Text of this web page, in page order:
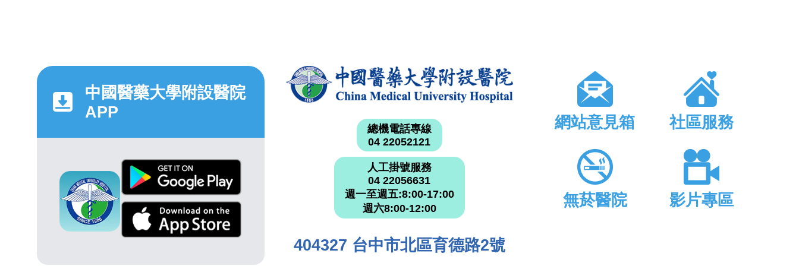
中國醫藥大學附設醫院
APP
總機電話專線
04 22052121
人工掛號服務
04 22056631
週一至週五:8:00-17:00
週六8:00-12:00
404327 台中市北區育德路2號
網站意見箱 社區服務
無菸醫院 影片專區